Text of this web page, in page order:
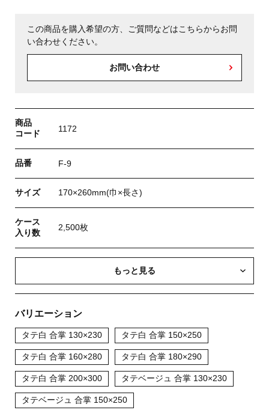
この商品を購入希望の方、ご質問などはこちらからお問
い合わせください。
お問い合わせ
商品
コード
1172
品番 F-9
サイズ 170×260mm(巾×長さ)
ケース
入り数
2,500枚
もっと見る
バリエーション
タテ白 合掌 130×230 タテ白 合掌 150×250
タテ白 合掌 160×280 タテ白 合掌 180×290
タテ白 合掌 200×300 タテベージュ 合掌 130×230
タテベージュ 合掌 150×250